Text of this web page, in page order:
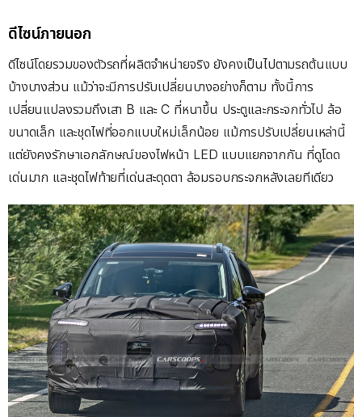
ดีไซน์ภายนอก
ดีไซน์โดยรวมของตัวรถที่ผลิตจำหน่ายจริง ยังคงเป็นไปตามรถต้นแบบ
บ้างบางส่วน แม้ว่าจะมีการปรับเปลี่ยนบางอย่างก็ตาม ทั้งนี้การ
เปลี่ยนแปลงรวมถึงเสา B และ C ที่หนาขึ้น ประตูและกระจกทั่วไป ล้อ
ขนาดเล็ก และชุดไฟที่ออกแบบใหม่เล็กน้อย แม้การปรับเปลี่ยนเหล่านี้
แต่ยังคงรักษาเอกลักษณ์ของไฟหน้า LED แบบแยกจากกัน ที่ดูโดด
เด่นมาก และชุดไฟท้ายที่เด่นสะดุดตา ล้อมรอบกระจกหลังเลยทีเดียว